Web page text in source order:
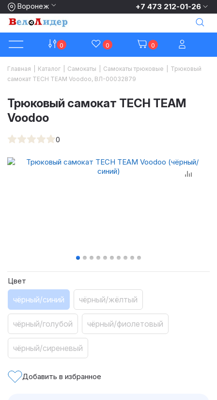
Воронеж +7 473 212-01-26
0 0 0
Главная Каталог Самокаты Самокаты трюковые
Трюковый
самокат TECH TEAM Voodoo, ВЛ-00032879
Трюковый самокат TECH TEAM
Voodoo
0
Цвет
чёрный/синий чёрный/жёлтый
чёрный/голубой чёрный/фиолетовый
чёрный/сиреневый
Добавить в избранное